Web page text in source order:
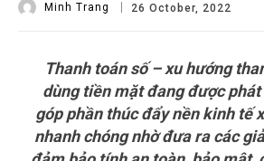
Minh Trang 26 October, 2022
Thanh toán số – xu hướng
dùng tiền mặt đang được
góp phần thúc đẩy nền kinh tế
nhanh chóng nhờ đưa ra các